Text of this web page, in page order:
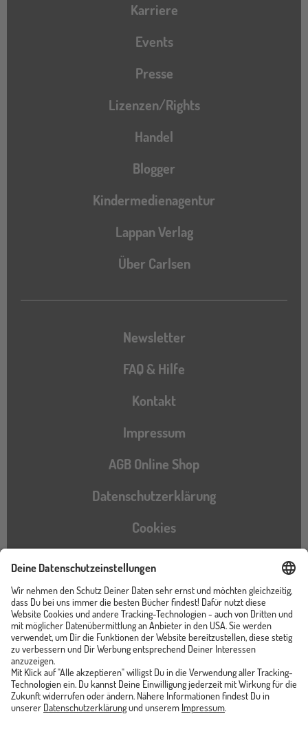
Karriere
Events
Presse
Lizenzen/Rights
Handel
Blogger
Kindermedienagentur
Lappan Verlag
Über Carlsen
Newsletter
FAQ & Hilfe
Kontakt
Impressum
AGB Online Shop
Datenschutzerklärung
Cookies
Barrierefreiheitserklärung
Instagram
TikTokPinterestYouTubeFacebook